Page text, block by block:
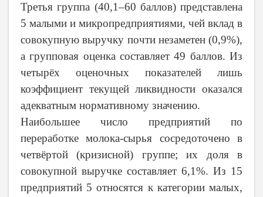
Третья группа (40,1–60 баллов) представлена
5 малыми и микропредприятиями, чей вклад в
совокупную выручку почти незаметен (0,9%),
а групповая оценка составляет 49 баллов. Из
четырёх оценочных показателей лишь
коэффициент текущей ликвидности оказался
адекватным нормативному значению.
Наибольшее число предприятий по
переработке молока-сырья сосредоточено в
четвёртой (кризисной) группе; их доля в
совокупной выручке составляет 6,1%. Из 15
предприятий 5 относятся к категории малых,